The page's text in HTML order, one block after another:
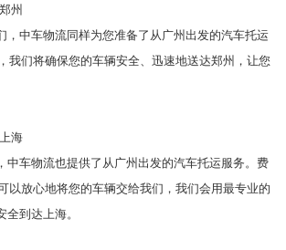
州
，中车物流同样为您准备了从广州出发的汽车托运
我们将确保您的车辆安全、迅速地送达郑州，让您
海
中车物流也提供了从广州出发的汽车托运服务。费
以放心地将您的车辆交给我们，我们会用最专业的
全到达上海。